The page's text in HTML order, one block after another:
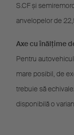
S.CF și
anvelopelor de
Axe cu înălțime
Pentru
mare posibil, de
trebuie să
disponibilă o